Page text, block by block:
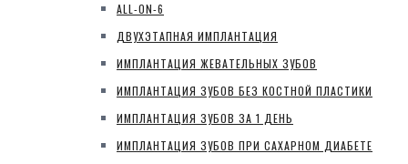
ALL-ON-6
ДВУХЭТАПНАЯ ИМПЛАНТАЦИЯ
ИМПЛАНТАЦИЯ ЖЕВАТЕЛЬНЫХ ЗУБОВ
ИМПЛАНТАЦИЯ ЗУБОВ БЕЗ КОСТНОЙ ПЛАСТИКИ
ИМПЛАНТАЦИЯ ЗУБОВ ЗА 1 ДЕНЬ
ИМПЛАНТАЦИЯ ЗУБОВ ПРИ САХАРНОМ ДИАБЕТЕ